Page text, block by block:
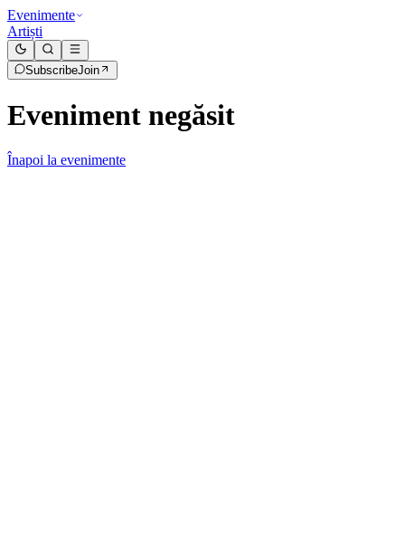
Evenimente
Artiști
SubscribeJoin
Eveniment negăsit
Înapoi la evenimente